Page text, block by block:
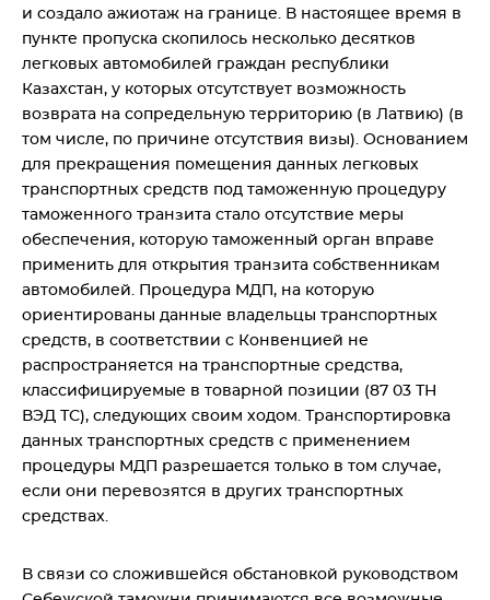
и создало ажиотаж на границе. В настоящее время в
пункте пропуска скопилось несколько десятков
легковых автомобилей граждан республики
Казахстан, у которых отсутствует возможность
возврата на сопредельную территорию (в Латвию) (в
том числе, по причине отсутствия визы). Основанием
для прекращения помещения данных легковых
транспортных средств под таможенную процедуру
таможенного транзита стало отсутствие меры
обеспечения, которую таможенный орган вправе
применить для открытия транзита собственникам
автомобилей. Процедура МДП, на которую
ориентированы данные владельцы транспортных
средств, в соответствии с Конвенцией не
распространяется на транспортные средства,
классифицируемые в товарной позиции (87 03 ТН
ВЭД ТС), следующих своим ходом. Транспортировка
данных транспортных средств с применением
процедуры МДП разрешается только в том случае,
если они перевозятся в других транспортных
средствах.
В связи со сложившейся обстановкой руководством